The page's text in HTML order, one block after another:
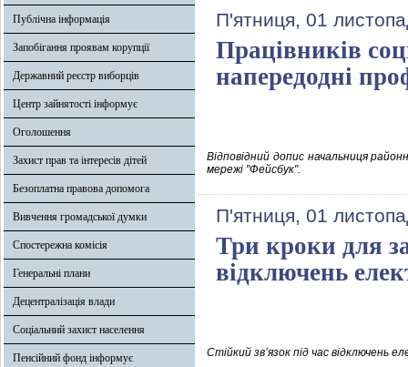
Публічна інформація
Запобігання проявам корупції
Державний реєстр виборців
Центр зайнятості інформує
Оголошення
Захист прав та інтересів дітей
Безоплатна правова допомога
Вивчення громадської думки
Спостережна комісія
Генеральні плани
Децентралізація влади
Соціальний захист населення
Пенсійний фонд інформує
П'ятниця, 01
Працівників
напередодні
Відповідний допис начальниця
мережі "Фейсбук".
П'ятниця, 01
Три кроки для
відключень
Стійкий зв’язок під час відключень